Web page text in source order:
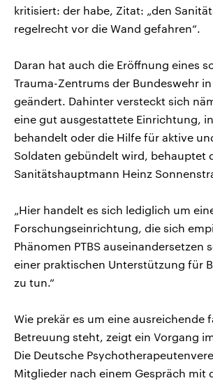
kritisiert: der habe, Zitat: „den
regelrecht vor die Wand gefahren“.
Daran hat auch die Eröffnung eines
Trauma-Zentrums der Bundeswehr
geändert. Dahinter versteckt sich
eine gut ausgestattete Einrichtung,
behandelt oder die Hilfe für aktive
Soldaten gebündelt wird, behauptet
Sanitätshauptmann Heinz
„Hier handelt es sich lediglich um
Forschungseinrichtung, die sich
Phänomen PTBS auseinandersetzen
einer praktischen Unterstützung für
zu tun.“
Wie prekär es um eine ausreichende
Betreuung steht, zeigt ein Vorgang
Die Deutsche
Mitglieder nach einem Gespräch mit